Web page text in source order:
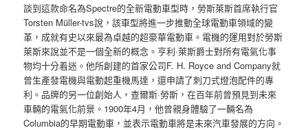
談到這款命名為Spectre的全新電動車型時，勞斯萊斯首席執行官
Torsten Müller-tvs說，該車型將進一步推動全球電動車領域的變
革，成就有史以來最為卓越的超豪華電動車。電機的運用對於勞斯
萊斯來說並不是一個全新的概念。亨利·萊斯爵士對所有電氣化事
物均十分着迷。他所創建的首家公司F. H. Royce and Company就
曾生產發電機與電動起重機馬達，還申請了刺刀式燈泡配件的專
利。品牌的另一位創始人，查爾斯·勞斯，在百年前曾預見到未來
車輛的電氣化前景。1900年4月，他曾親身體驗了一輛名為
Columbia的早期電動車，並表示電動車將是未來汽車發展的方向。